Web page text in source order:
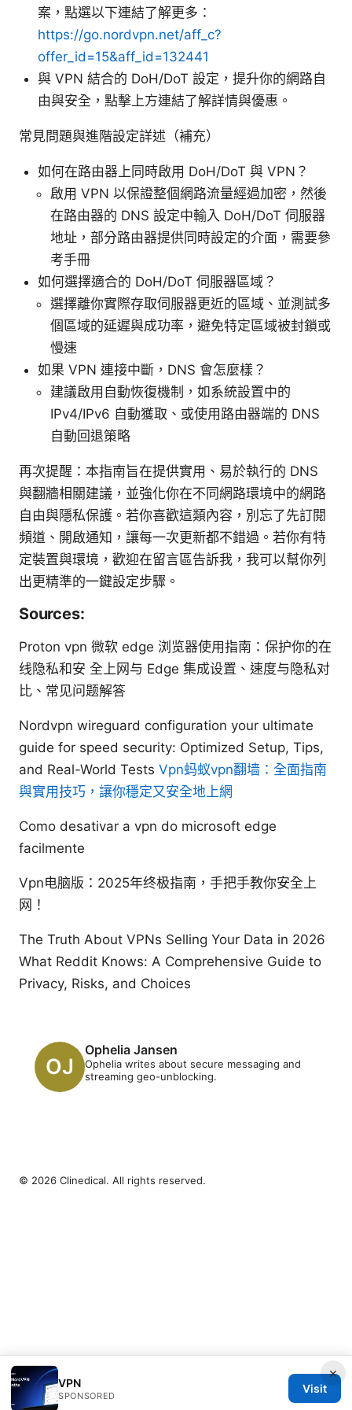
案，點選以下連結了解更多：
https://go.nordvpn.net/aff_c?
offer_id=15&aff_id=132441
與 VPN 結合的 DoH/DoT 設定，提升你的網路自
由與安全，點擊上方連結了解詳情與優惠。
常見問題與進階設定詳述（補充）
如何在路由器上同時啟用 DoH/DoT 與 VPN？
啟用 VPN 以保證整個網路流量經過加密，然後
在路由器的 DNS 設定中輸入 DoH/DoT 伺服器
地址，部分路由器提供同時設定的介面，需要參
考手冊
如何選擇適合的 DoH/DoT 伺服器區域？
選擇離你實際存取伺服器更近的區域、並測試多
個區域的延遲與成功率，避免特定區域被封鎖或
慢速
如果 VPN 連接中斷，DNS 會怎麼樣？
建議啟用自動恢復機制，如系統設置中的
IPv4/IPv6 自動獲取、或使用路由器端的 DNS
自動回退策略
再次提醒：本指南旨在提供實用、易於執行的 DNS
與翻牆相關建議，並強化你在不同網路環境中的網路
自由與隱私保護。若你喜歡這類內容，別忘了先訂閱
頻道、開啟通知，讓每一次更新都不錯過。若你有特
定裝置與環境，歡迎在留言區告訴我，我可以幫你列
出更精準的一鍵設定步驟。
Sources:
Proton vpn 微软 edge 浏览器使用指南：保护你的在
线隐私和安 全上网与 Edge 集成设置、速度与隐私对
比、常见问题解答
Nordvpn wireguard configuration your ultimate
guide for speed security: Optimized Setup, Tips,
and Real-World Tests Vpn蚂蚁vpn翻墙：全面指南
與實用技巧，讓你穩定又安全地上網
Como desativar a vpn do microsoft edge
facilmente
Vpn电脑版：2025年终极指南，手把手教你安全上
网！
The Truth About VPNs Selling Your Data in 2026
What Reddit Knows: A Comprehensive Guide to
Privacy, Risks, and Choices
Ophelia Jansen
Ophelia writes about secure messaging and
streaming geo-unblocking.
×
VPN
SPONSORED
Visit
© 2026 Clinedical. All rights reserved.